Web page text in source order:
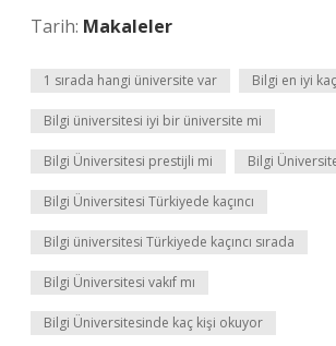
Tarih: Makaleler
1 sırada hangi üniversite var Bilgi en iyi
Bilgi üniversitesi iyi bir üniversite mi
Bilgi Üniversitesi prestijli mi Bilgi
Bilgi Üniversitesi Türkiyede kaçıncı
Bilgi üniversitesi Türkiyede kaçıncı sırada
Bilgi Üniversitesi vakıf mı
Bilgi Üniversitesinde kaç kişi okuyor